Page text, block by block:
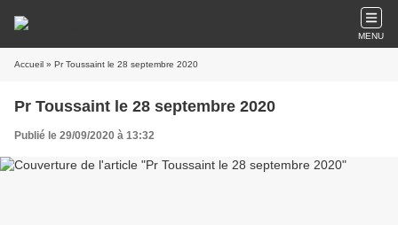
MENU
Accueil » Pr Toussaint le 28 septembre 2020
Pr Toussaint le 28 septembre 2020
Publié le 29/09/2020 à 13:32